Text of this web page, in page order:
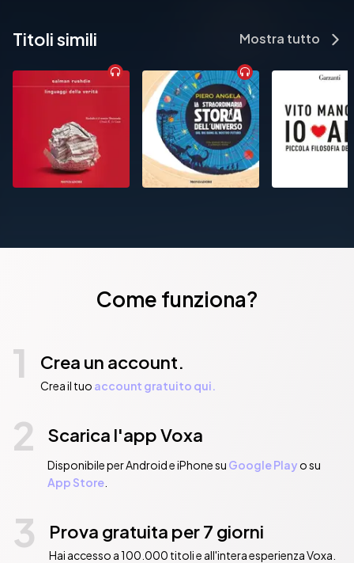
Titoli simili Mostra tutto
Come funziona?
1 Crea un account.
Crea il tuo account gratuito qui.
2 Scarica l'app Voxa
Disponibile per Android e iPhone su Google Playo su
App Store.
3 Prova gratuita per 7 giorni
Hai accesso a 100.000 titoli e all'intera esperienza Voxa.